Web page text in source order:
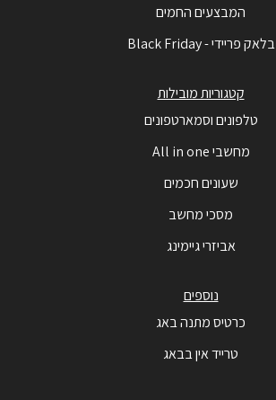
המבצעים החמים
בלאק פריידי - Black Friday
קטגוריות מובילות
טלפונים וסמארטפונים
מחשבי All in one
שעונים חכמים
מסכי מחשב
אביזרי גיימינג
נוספים
כרטיס מתנה באג
טרייד אין בבאג